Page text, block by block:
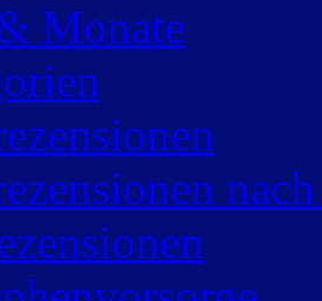
Monate